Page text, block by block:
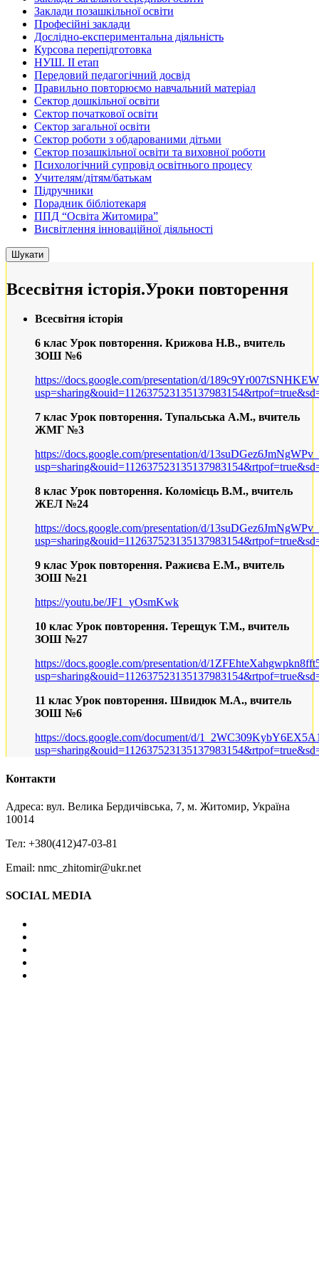
Заклади позашкільної освіти
Професійні заклади
Дослідно-експериментальна діяльність
Курсова перепідготовка
НУШ. ІІ етап
Передовий педагогічний досвід
Правильно повторюємо навчальний матеріал
Сектор дошкільної освіти
Сектор початкової освіти
Сектор загальної освіти
Сектор роботи з обдарованими дітьми
Сектор позашкільної освіти та виховної роботи
Психологічний супровід освітнього процесу
Учителям/дітям/батькам
Підручники
Порадник бібліотекаря
ППД “Освіта Житомира”
Висвітлення інноваційної діяльності
Всесвітня історія.Уроки повторення
Всесвітня історія
6 клас Урок повторення. Крижова Н.В., вчитель
ЗОШ №6
https://docs.google.com/presentation/d/
7 клас Урок повторення. Тупальська А.М., вчитель
ЖМГ №3
https://docs.google.com/presentation/d/
8 клас Урок повторення. Коломієць В.М., вчитель
ЖЕЛ №24
https://docs.google.com/presentation/d/
9 клас Урок повторення. Ражиєва Е.М., вчитель
ЗОШ №21
https://youtu.be/JF1_yOsmKwk
10 клас Урок повторення. Терещук Т.М., вчитель
ЗОШ №27
https://docs.google.com/presentation/d/
11 клас Урок повторення. Швидюк М.А., вчитель
ЗОШ №6
https://docs.google.com/document/d/
Контакти
Адреса: вул. Велика Бердичівська, 7, м. Житомир, Україна
10014
Тел: +380(412)47-03-81
Email: nmc_zhitomir@ukr.net
SOCIAL MEDIA